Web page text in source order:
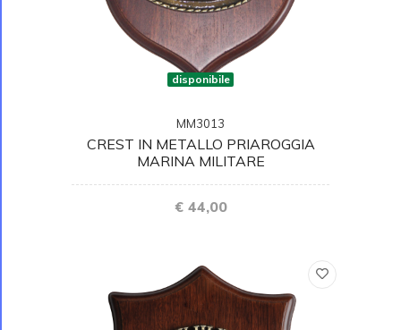
disponibile
MM3013
CREST IN METALLO PRIAROGGIA
MARINA MILITARE
€ 44,00